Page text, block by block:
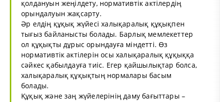
қолдануын жеңілдету, нормативтік актілердің
орындалуын жақсарту.
Әр елдің құқық жүйесі халықаралық құқықпен
тығыз байланысты болады. Барлық мемлекеттер
ол құқықты дұрыс орындауға міндетті. Өз
нормативтік актілерін осы халықаралық құқыққа
сәйкес қабылдауға тиіс. Егер қайшылықтар болса,
халықаралық құқықтың нормалары басым
болады.
Құқық және заң жүйелерінің даму бағыттары –